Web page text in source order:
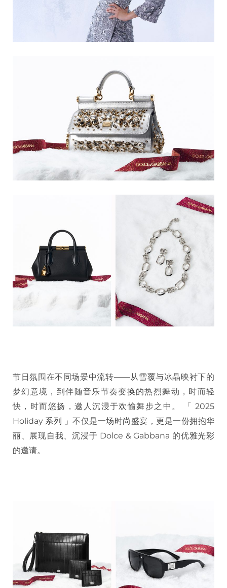
节日氛围在不同场景中流转——从雪覆与冰晶映衬下的
梦幻意境，到伴随音乐节奏变换的热烈舞动，时而轻
快，时而悠扬，邀人沉浸于欢愉舞步之中。 「 2025
Holiday 系列 」不仅是一场时尚盛宴，更是一份拥抱华
丽、展现自我、沉浸于 Dolce & Gabbana 的优雅光彩
的邀请。